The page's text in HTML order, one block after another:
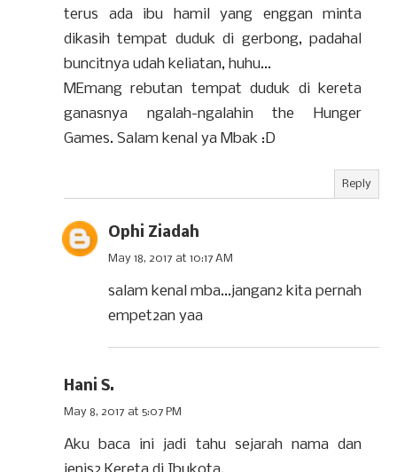
terus ada ibu hamil yang enggan minta
dikasih tempat duduk di gerbong, padahal
buncitnya udah keliatan, huhu...
MEmang rebutan tempat duduk di kereta
ganasnya ngalah-ngalahin the Hunger
Games. Salam kenal ya Mbak :D
Reply
Ophi Ziadah
May 18, 2017 at 10:17 AM
salam kenal mba...jangan2 kita pernah
empet2an yaa
Hani S.
May 8, 2017 at 5:07 PM
Aku baca ini jadi tahu sejarah nama dan